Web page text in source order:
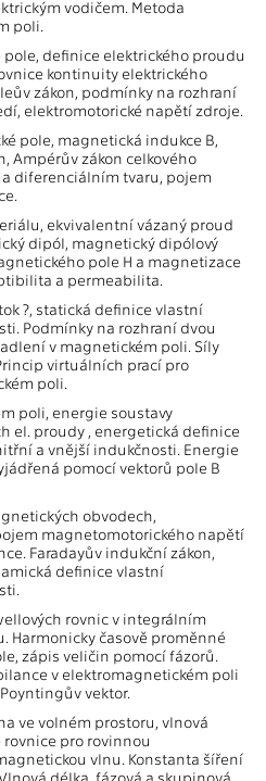
vodičem. Metoda
poli.
definice elektrického proudu
kontinuity elektrického
zákon, podmínky na rozhraní
elektromotorické napětí zdroje.
pole, magnetická indukce B,
Ampérův zákon celkového
diferenciálním tvaru, pojem
ekvivalentní vázaný proud
dipól, magnetický dipólový
pole H a magnetizace
a permeabilita.
?, statická definice vlastní
Podmínky na rozhraní dvou
v magnetickém poli. Síly
virtuálních prací pro
poli.
poli, energie soustavy
el. proudy , energetická definice
a vnější indukčnosti. Energie
pomocí vektorů pole B
obvodech,
magnetomotorického napětí
Faradayův indukční zákon,
definice vlastní
rovnic v integrálním
Harmonicky časově proměnné
zápis veličin pomocí fázorů.
v elektromagnetickém poli
vektor.
ve volném prostoru, vlnová
pro rovinnou
vlnu. Konstanta šíření